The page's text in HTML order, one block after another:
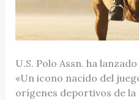
U.S. Polo Assn. ha
«Un icono nacido del
orígenes deportivos de la